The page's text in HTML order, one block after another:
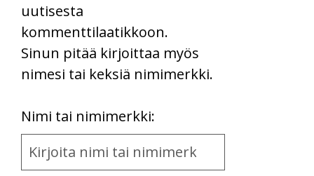
uutisesta
kommenttilaatikkoon.
Sinun pitää kirjoittaa myös
nimesi tai keksiä nimimerkki.
Nimi tai nimimerkki:
Name
and